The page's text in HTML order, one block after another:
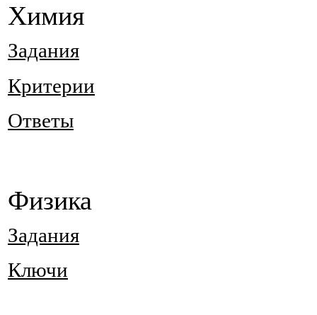
Химия
Задания
Критерии
Ответы
Физика
Задания
Ключи